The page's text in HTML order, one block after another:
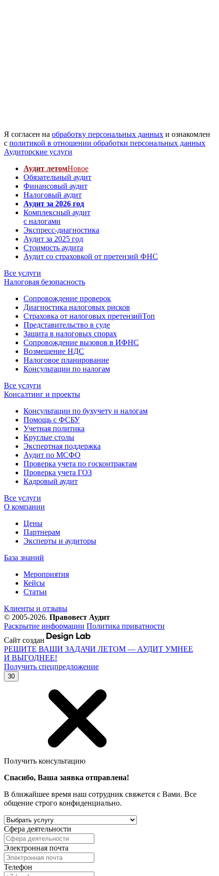
Я согласен на обработку персональных данных и ознакомлен
с политикой в отношении обработки персональных данных
Аудиторские услуги
Аудит летомНовое
Обязательный аудит
Финансовый аудит
Налоговый аудит
Аудит за 2026 год
Комплексный аудит
с налогами
Экспресс-диагностика
Аудит за 2025 год
Стоимость аудита
Аудит со страховкой от претензий ФНС
Все услуги
Налоговая безопасность
Сопровождение проверок
Диагностика налоговых рисков
Страховка от налоговых претензийТоп
Представительство в суде
Защита в налоговых спорах
Сопровождение вызовов в ИФНС
Возмещение НДС
Налоговое планирование
Консультации по налогам
Все услуги
Консалтинг и проекты
Консультации по бухучету и налогам
Помощь с ФСБУ
Учетная политика
Круглые столы
Экспертная поддержка
Аудит по МСФО
Проверка учета по госконтрактам
Проверка учета ГОЗ
Кадровый аудит
Все услуги
О компании
Цены
Партнерам
Эксперты и аудиторы
База знаний
Мероприятия
Кейсы
Статьи
Клиенты и отзывы
© 2005-2026. Правовест Аудит
Раскрытие информации Политика приватности
Сайт создан
РЕШИТЕ ВАШИ ЗАДАЧИ ЛЕТОМ — АУДИТ УМНЕЕ
И ВЫГОДНЕЕ!
Получить спецпредложение
30
Получить консультацию
Спасибо, Ваша заявка отправлена!
В ближайшее время наш сотрудник свяжется с Вами. Все
общение строго конфиденциально.
Сфера деятельности
Электронная почта
Телефон